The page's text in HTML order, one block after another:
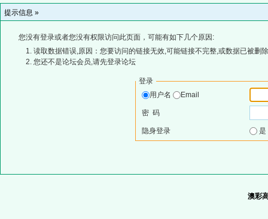
提示信息 »
您没有登录或者您没有权限访问此页面，可能有如下几个原因:
读取数据错误,原因：您要访问的链接无效,可能链接不完整,或数据已被删
您还不是论坛会员,请先登录论坛
登录
用户名
Email
密 码
隐身登录
澳彩